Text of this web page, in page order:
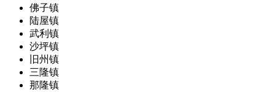
佛子镇
陆屋镇
武利镇
沙坪镇
旧州镇
三隆镇
那隆镇